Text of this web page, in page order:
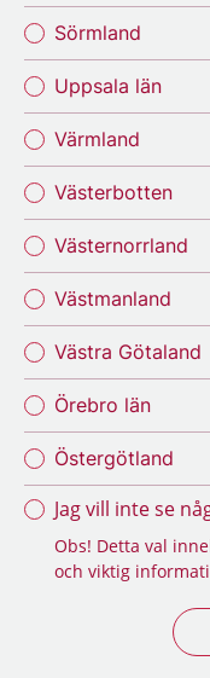
Sörmland
Uppsala län
Värmland
Västerbotten
Västernorrland
Västmanland
Västra Götaland
Örebro län
Östergötland
Jag vill inte se
Obs! Detta val
och viktig